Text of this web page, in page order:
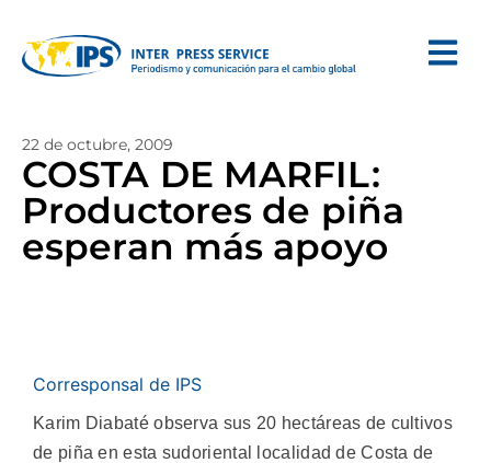
22 de octubre, 2009
COSTA DE MARFIL:
Productores de piña
esperan más apoyo
Corresponsal de IPS
Karim Diabaté observa sus 20 hectáreas de cultivos
de piña en esta sudoriental localidad de Costa de